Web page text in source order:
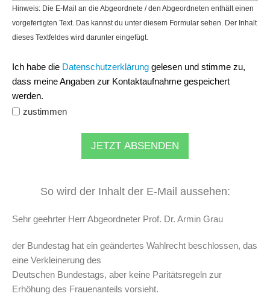
Hinweis: Die E-Mail an die Abgeordnete / den Abgeordneten enthält einen
vorgefertigten Text. Das kannst du unter diesem Formular sehen. Der Inhalt
dieses Textfeldes wird darunter eingefügt.
Ich habe die Datenschutzerklärung gelesen und stimme zu,
dass meine Angaben zur Kontaktaufnahme gespeichert
werden.
zustimmen
JETZT ABSENDEN
So wird der Inhalt der E-Mail aussehen:
Sehr geehrter Herr Abgeordneter Prof. Dr. Armin Grau
der Bundestag hat ein geändertes Wahlrecht beschlossen, das
eine Verkleinerung des
Deutschen Bundestags, aber keine Paritätsregeln zur
Erhöhung des Frauenanteils vorsieht.